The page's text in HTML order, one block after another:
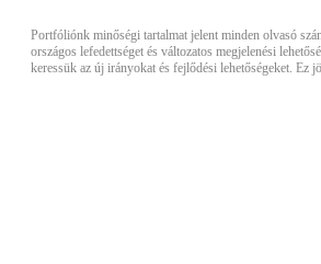
Portfóliónk minőségi tartalmat jelent minden olvasó
országos lefedettséget és változatos megjelenési
keressük az új irányokat és fejlődési lehetőségeket. Ez